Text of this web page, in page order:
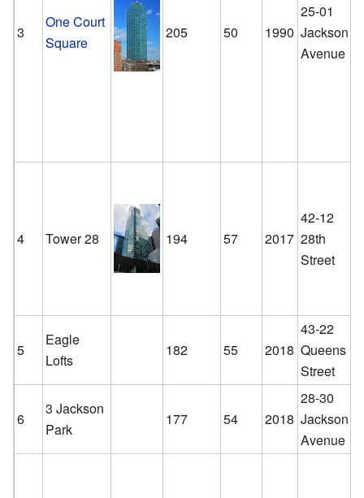
3
One Court
Square
205 50 1990
25-01
Jackson
Avenue
4 Tower 28 194 57 2017
42-12
28th
Street
5
Eagle
Lofts
182 55 2018
43-22
Queens
Street
6
3 Jackson
Park
177 54 2018
28-30
Jackson
Avenue